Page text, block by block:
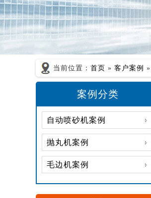
当前位置： 首页 » 客户案例 »
案例分类
自动喷砂机案例
抛丸机案例
毛边机案例